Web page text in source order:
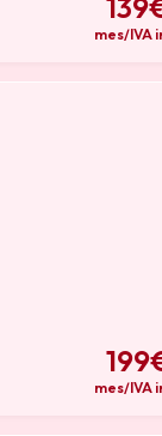
mes/IVA
mes/IVA